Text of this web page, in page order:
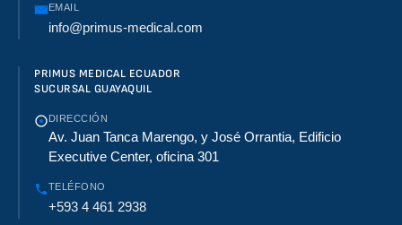
EMAIL
info@primus-medical.com
PRIMUS MEDICAL ECUADOR
SUCURSAL GUAYAQUIL
DIRECCIÓN
Av. Juan Tanca Marengo, y José Orrantia, Edificio
Executive Center, oficina 301
TELÉFONO
+593 4 461 2938